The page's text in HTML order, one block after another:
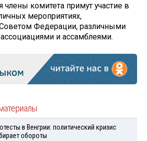
комитета примут участие в
мероприятиях,
Федерации, различными
и ассамблеями.
в Венгрии: политический кризис
обороты